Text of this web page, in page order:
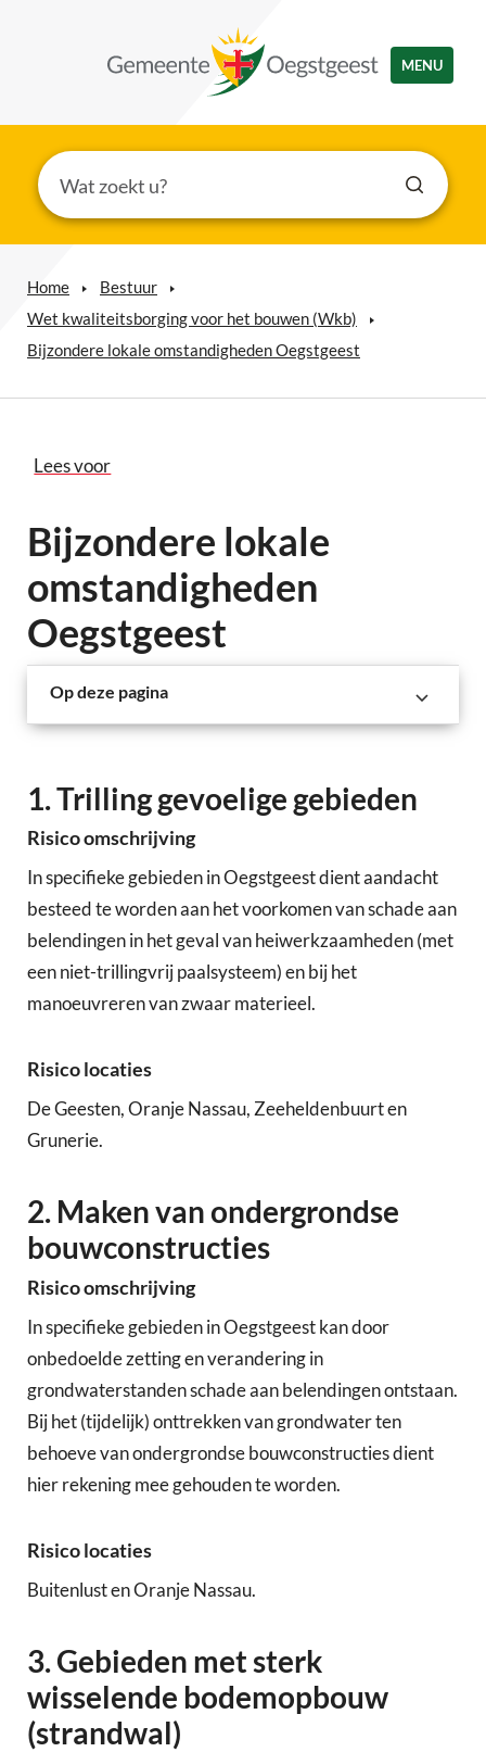
MENU
Home
Bestuur
Wet kwaliteitsborging voor het bouwen (Wkb)
Bijzondere lokale omstandigheden Oegstgeest
Lees voor
Bijzondere lokale
omstandigheden
Oegstgeest
Op deze pagina
1. Trilling gevoelige gebieden
Risico omschrijving
In specifieke gebieden in Oegstgeest dient aandacht
besteed te worden aan het voorkomen van schade aan
belendingen in het geval van heiwerkzaamheden (met
een niet-trillingvrij paalsysteem) en bij het
manoeuvreren van zwaar materieel.
Risico locaties
De Geesten, Oranje Nassau, Zeeheldenbuurt en
Grunerie.
2. Maken van ondergrondse
bouwconstructies
Risico omschrijving
In specifieke gebieden in Oegstgeest kan door
onbedoelde zetting en verandering in
grondwaterstanden schade aan belendingen ontstaan.
Bij het (tijdelijk) onttrekken van grondwater ten
behoeve van ondergrondse bouwconstructies dient
hier rekening mee gehouden te worden.
Risico locaties
Buitenlust en Oranje Nassau.
3. Gebieden met sterk
wisselende bodemopbouw
(strandwal)